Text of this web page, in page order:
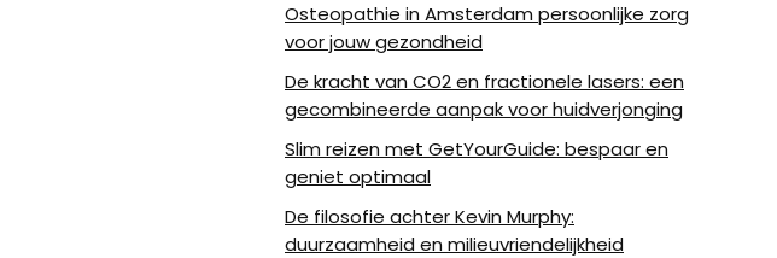
Osteopathie in Amsterdam persoonlijke zorg
voor jouw gezondheid
De kracht van CO2 en fractionele lasers: een
gecombineerde aanpak voor huidverjonging
Slim reizen met GetYourGuide: bespaar en
geniet optimaal
De filosofie achter Kevin Murphy:
duurzaamheid en milieuvriendelijkheid